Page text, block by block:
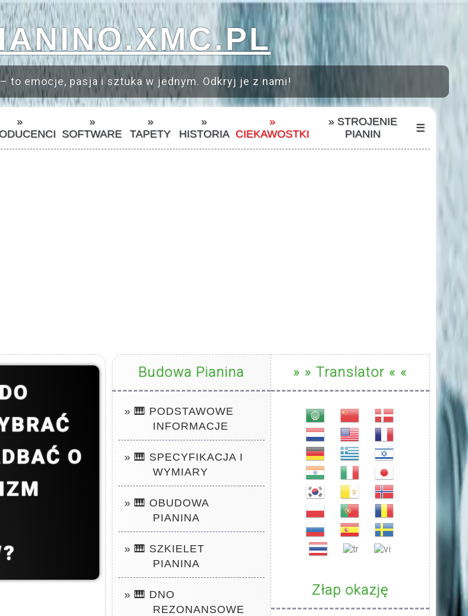
to emocje, pasja i sztuka w jednym. Odkryj je z nami!
»
»
SOFTWARE
»
TAPETY
»
HISTORIA
»
CIEKAWOSTKI
» STROJENIE
PIANIN
☰
O
Budowa Pianina
» 🎹 PODSTAWOWE
INFORMACJE
» 🎹 SPECYFIKACJA I
WYMIARY
» 🎹 OBUDOWA
PIANINA
» 🎹 SZKIELET
PIANINA
» 🎹 DNO
REZONANSOWE
» » Translator « «
Złap okazję